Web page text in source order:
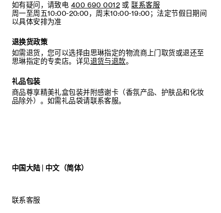
如有疑问，请致电 400 690 0012 或 联系客服
周一至周五10:00-20:00，周末10:00-19:00；法定节假日期间
以具体安排为准
退换货政策
如需退货，您可以选择由思琳指定的物流商上门取货或退还至
思琳指定的专卖店。详见退货与退款。
礼品包装
商品尊享精美礼盒包装并附感谢卡（香氛产品、护肤品和化妆
品除外）。如需礼品袋请联系客服。
中国大陆 | 中文（简体）
联系客服